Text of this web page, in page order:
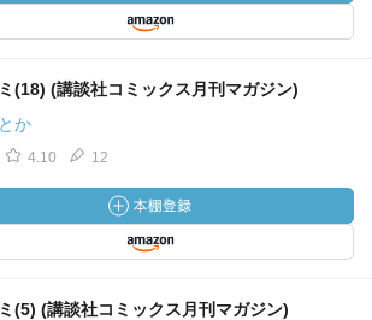
(18) (講談社コミックス月刊マガジン)
か
4.10 12
(5) (講談社コミックス月刊マガジン)